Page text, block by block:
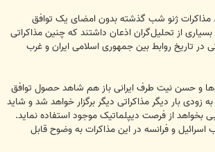
مذاکرات ژنو شب گذشته بدون امضای یک توافق
از تحلیل‌گران اذعان داشتند که چنین مذاکراتی
تاریخ روابط بین جمهوری اسلامی ایران و غرب
و حسن نیت طرف ایرانی باز هم شاهد حصول توافق
زودی بار دیگر مذاکراتی دیگر برگزار خواهد شد و شاید
بخواهد از فرصت دیپلماتیک موجود استفاده نماید.
و فرانسه در این مذاکرات به وضوح قابل